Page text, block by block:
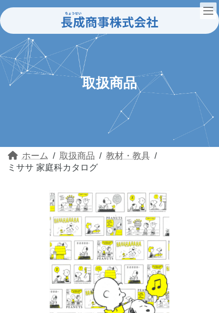
ン
テ
ン
ス
キ
ッ
ビ
ゲ
ー
ン
に
移
取扱商品
ホーム 取扱商品
教材・教具
ミササ 家庭科カタログ